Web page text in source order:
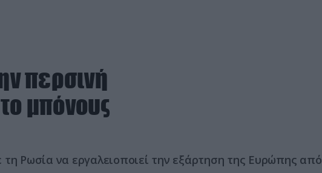
περσινή
μπόνους
τη Ρωσία να εργαλειοποιεί την εξάρτηση της Ευρώπης από